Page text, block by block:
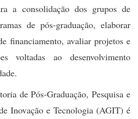
a consolidação dos grupos de
de pós-graduação, elaborar
financiamento, avaliar projetos e
voltadas ao desenvolvimento
de Pós-Graduação, Pesquisa e
Inovação e Tecnologia (AGIT) é